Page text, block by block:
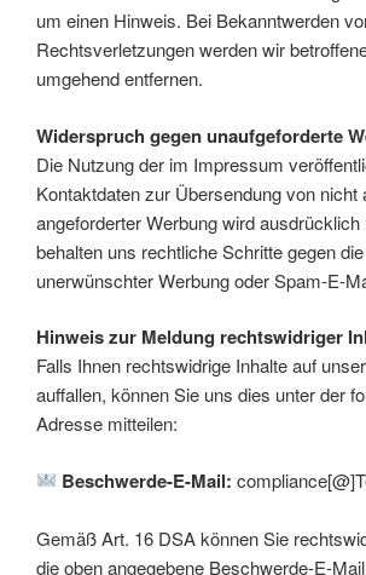
um einen Hinweis. Bei Bekanntwerden
Rechtsverletzungen werden wir
umgehend entfernen.
Widerspruch gegen unaufgeforderte
Die Nutzung der im Impressum
Kontaktdaten zur Übersendung von nicht
angeforderter Werbung wird
behalten uns rechtliche Schritte gegen
unerwünschter Werbung oder Spam-E-
Hinweis zur Meldung rechtswidriger
Falls Ihnen rechtswidrige Inhalte auf
auffallen, können Sie uns dies unter der
Adresse mitteilen:
Beschwerde-E-Mail:
Gemäß Art. 16 DSA können Sie
die oben angegebene Beschwerde-E-